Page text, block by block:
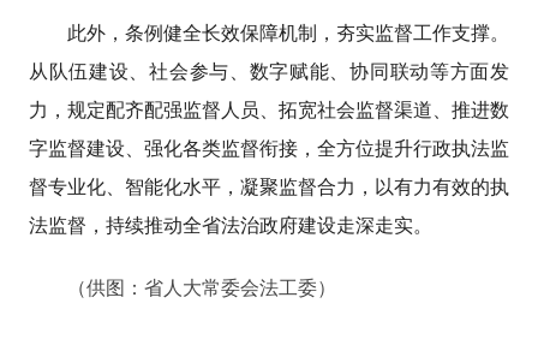
此外，条例健全长效保障机制，夯实监督工作支撑。
从队伍建设、社会参与、数字赋能、协同联动等方面发
力，规定配齐配强监督人员、拓宽社会监督渠道、推进数
字监督建设、强化各类监督衔接，全方位提升行政执法监
督专业化、智能化水平，凝聚监督合力，以有力有效的执
法监督，持续推动全省法治政府建设走深走实。
（供图： 省人大常委会法工委）